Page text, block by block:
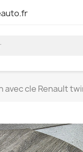
avec cle Renault